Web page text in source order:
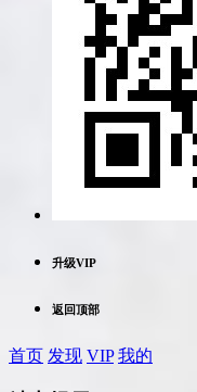
升级VIP
返回顶部
首页 发现 VIP 我的